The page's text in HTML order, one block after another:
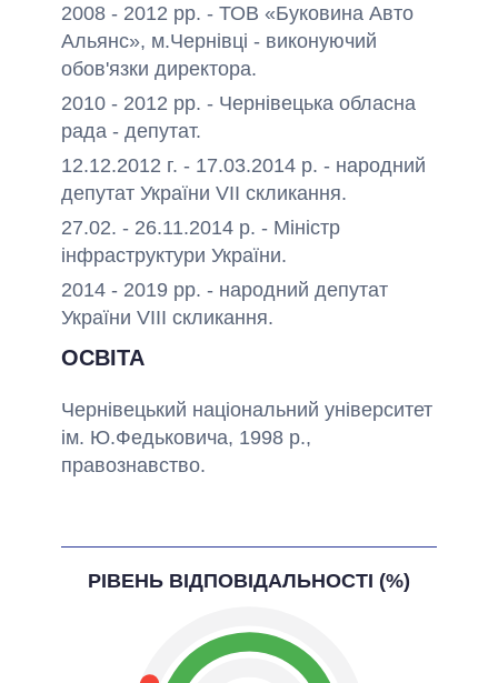
2008 - 2012 рр. - ТОВ «Буковина Авто
Альянс», м.Чернівці - виконуючий
обов'язки директора.
2010 - 2012 рр. - Чернівецька обласна
рада - депутат.
12.12.2012 г. - 17.03.2014 р. - народний
депутат України VII скликання.
27.02. - 26.11.2014 р. - Міністр
інфраструктури України.
2014 - 2019 рр. - народний депутат
України VIII скликання.
ОСВІТА
Чернівецький національний університет
ім. Ю.Федьковича, 1998 р.,
правознавство.
РІВЕНЬ ВІДПОВІДАЛЬНОСТІ (%)